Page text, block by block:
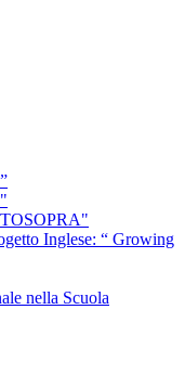
Inglese: “ Growing
nella Scuola